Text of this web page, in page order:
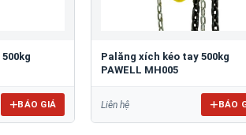
BÁO GIÁ
Palăng xích kéo tay 500kg
PAWELL MH005
Liên hệ BÁO